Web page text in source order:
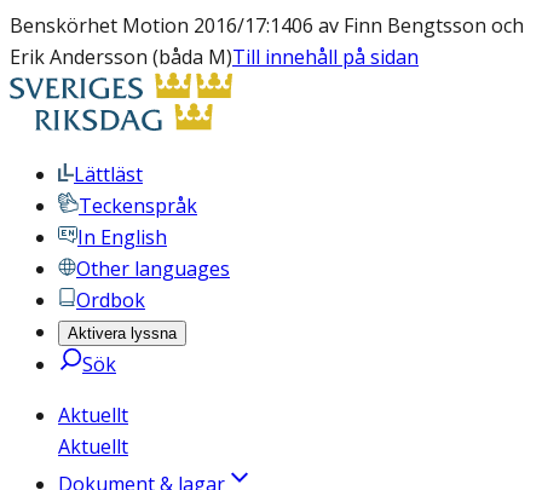
Benskörhet Motion 2016/17:1406 av Finn Bengtsson och
Erik Andersson (båda M)Till innehåll på sidan
Lättläst
Teckenspråk
In English
Other languages
Ordbok
Aktivera lyssna
Sök
Aktuellt
Aktuellt
Dokument & lagar